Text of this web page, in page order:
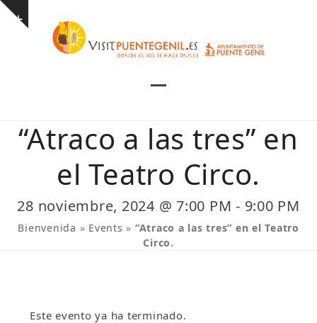
Skip
Show
mobile
menu
mobile
menu
“Atraco a las tres” en
el Teatro Circo.
28 noviembre, 2024 @ 7:00 PM - 9:00 PM
Bienvenida » Events » “Atraco a las tres” en el Teatro
Circo.
Este evento ya ha terminado.